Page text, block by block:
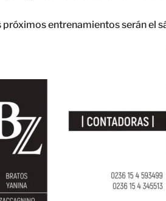
próximos entrenamientos serán el